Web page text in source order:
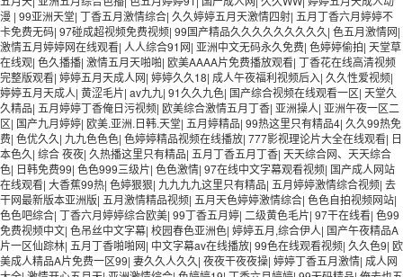
漫 | 99亚洲天堂| 丁香五月激情综合| 久久婷婷五月天激情四射| 五月丁香六月婷婷不
卡免费无码| 97碰成超视频免费视频| 99国产精品久久久久久久久久久| 色五月激情网|
激情五月婷婷网在线观看| 人人综合91网| 亚洲中文无码永久免费| 色婷婷偷拍| 天堂草
在线观| 色久播播| 激情五月天啪啪| 欧美AAAA片免费播放观看| 丁香花在线高清视频
完整版观看| 婷婷五月天成人网| 婷婷久久18| 成人午夜福利视频后入| 久久性爱视频|
婷婷五月天成人| 黄涩毛片| av九九| 91久久九色| 国产综合视频在线观看一区| 天堂久
久精品| 五月婷婷丁香俺日污视频| 欧美综合激情五月丁香| 亚洲操人| 亚洲午夜一区二
区| 国产九月婷婷| 欧美.亚洲.日韩.天堂| 五月婷精品| 99热这里只有精品4| 久久99热免
费| 色优久久| 九九色色色| 色婷婷精品视频在线播放| 777影视理论片大全在线观看| 日
本色久| 综合 夜夜| 久热播这里只有精品| 五月丁香五月丁香| 天天综合网、天天综合
色| 日韩免费99| 色色999三级片| 色色激情| 97在线中文字幕观看视频| 国产成人网站
在线观看| 大香蕉99热| 色婷狠狠| 九九九九这里只有精品| 五月婷婷激情综合视频| 去
干网最新版本亚洲版| 五月激情精品视频| 五月天色婷婷激情综合| 色色自拍视频网站|
色色吧综合| 丁香六月婷婷综合欧美| 99丁香五月婷| 二级黄色毛片| 97干在线看| 色99
免费视频中文| 色吊丝中文字幕| 校园春色亚洲色| 婷婷五月,综合伊人| 国产午夜精品A
片一区仙踪林| 五月丁香啪啪网| 中文字幕av在线播放| 99色在线观看视频| 久久色9| 欧
美成人精品A片免费一区99| 妻久久人久久| 夜夜干夜夜操| 婷婷丁香五月激情| 成人网